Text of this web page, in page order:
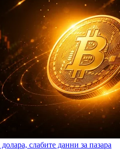
слабите данни за пазара